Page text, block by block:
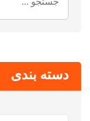
برای:
دسته بندی